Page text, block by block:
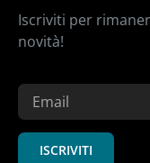
Iscriviti per
novità!
ISCRIVITI